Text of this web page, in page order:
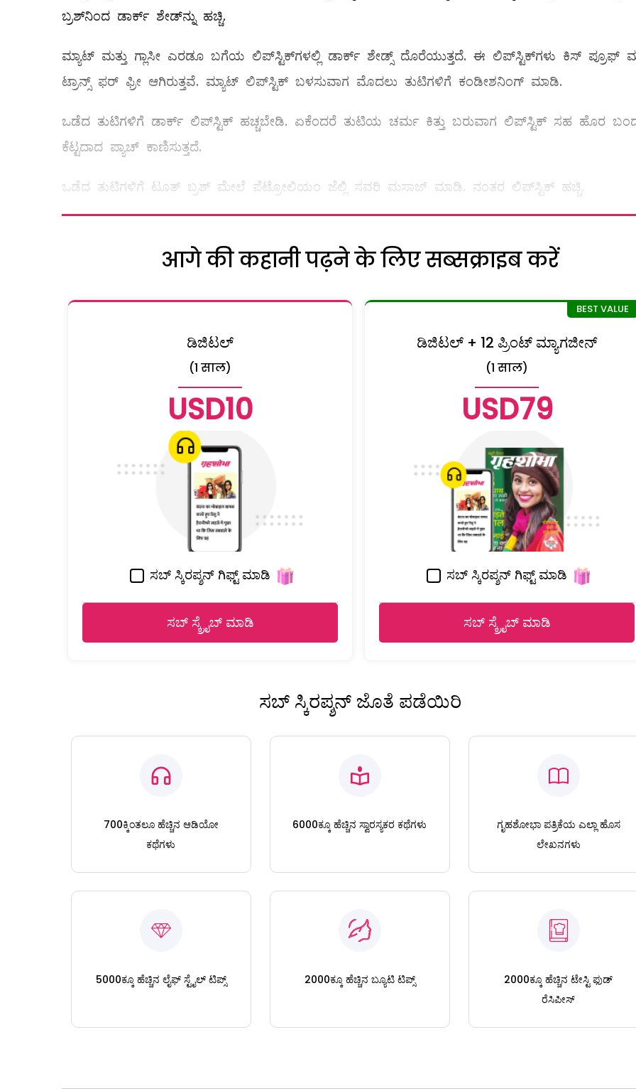
ಬ್ರಶ್‌ನಿಂದ ಡಾರ್ಕ್‌ ಶೇಡ್‌ನ್ನು ಹಚ್ಚಿ.
ಮ್ಯಾಟ್‌ ಮತ್ತು ಗ್ಲಾಸೀ ಎರಡೂ ಬಗೆಯ ಲಿಪ್‌ಸ್ಟಿಕ್‌ಗಳಲ್ಲಿ ಡಾರ್ಕ್‌ ಶೇಡ್ಸ್ ದೊರೆಯುತ್ತದೆ. ಈ ಲಿಪ್‌ಸ್ಟಿಕ್‌ಗಳು ಕಿಸ್‌ ಪ್ರೂಫ್‌
ಟ್ರಾನ್ಸ್ ಫರ್‌ ಫ್ರೀ ಆಗಿರುತ್ತವೆ. ಮ್ಯಾಟ್‌ ಲಿಪ್‌ಸ್ಟಿಕ್‌ ಬಳಸುವಾಗ ಮೊದಲು ತುಟಿಗಳಿಗೆ ಕಂಡೀಶನಿಂಗ್‌ ಮಾಡಿ.
ಒಡೆದ ತುಟಿಗಳಿಗೆ ಡಾರ್ಕ್‌ ಲಿಪ್‌ಸ್ಟಿಕ್‌ ಹಚ್ಚಬೇಡಿ. ಏಕೆಂದರೆ ತುಟಿಯ ಚರ್ಮ ಕಿತ್ತು ಬರುವಾಗ ಲಿಪ್‌ಸ್ಟಿಕ್‌ ಸಹ ಹೊರ
ಕೆಟ್ಟದಾದ ಪ್ಯಾಚ್‌ ಕಾಣಿಸುತ್ತದೆ.
ಒಡೆದ ತುಟಿಗಳಿಗೆ ಟೂತ್‌ ಬ್ರಶ್‌ ಮೇಲೆ ಪೆಟ್ರೋಲಿಯಂ ಜೆಲ್ಲಿ ಸವರಿ ಮಸಾಜ್‌ ಮಾಡಿ. ನಂತರ ಲಿಪ್‌ಸ್ಟಿಕ್‌ ಹಚ್ಚಿ.
आगे की कहानी पढ़ने के लिए सब्सक्राइब करें
ಡಿಜಿಟಲ್
(1 साल)
USD10
ಸಬ್ ಸ್ಕಿರಪ್ಶನ್ ಗಿಫ್ಟ್ ಮಾಡಿ
ಸಬ್ ಸ್ಕ್ರೈಬ್ ಮಾಡಿ
ಡಿಜಿಟಲ್ + 12 ಪ್ರಿಂಟ್ ಮ್ಯಾಗಜೀನ್
(1 साल)
USD79
ಸಬ್ ಸ್ಕಿರಪ್ಶನ್ ಗಿಫ್ಟ್ ಮಾಡಿ
ಸಬ್ ಸ್ಕ್ರೈಬ್ ಮಾಡಿ
ಸಬ್ ಸ್ಕಿರಪ್ಶನ್ ಜೊತೆ ಪಡೆಯಿರಿ
700ಕ್ಕಿಂತಲೂ ಹೆಚ್ಚಿನ ಆಡಿಯೋ
ಕಥೆಗಳು
6000ಕ್ಕೂ ಹೆಚ್ಚಿನ ಸ್ವಾರಸ್ಯಕರ ಕಥೆಗಳು
ಗೃಹಶೋಭಾ ಪತ್ರಿಕೆಯ ಎಲ್ಲಾ ಹೊಸ
ಲೇಖನಗಳು
5000ಕ್ಕೂ ಹೆಚ್ಚಿನ ಲೈಫ್ ಸ್ಟೈಲ್ ಟಿಪ್ಸ್ 2000ಕ್ಕೂ ಹೆಚ್ಚಿನ ಬ್ಯೂಟಿ ಟಿಪ್ಸ್
2000ಕ್ಕೂ ಹೆಚ್ಚಿನ ಟೇಸ್ಟಿ ಫುಡ್
ರೆಸಿಪೀಸ್